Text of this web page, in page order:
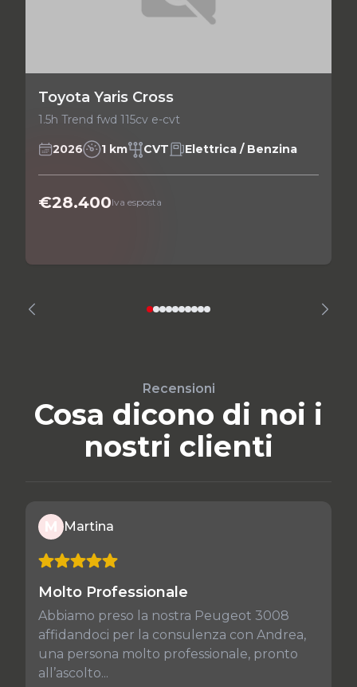
Toyota Yaris Cross
1.5h Trend fwd 115cv e-cvt
2026 1 km CVT Elettrica / Benzina
€28.400Iva esposta
Recensioni
Cosa dicono di noi i
nostri clienti
M Martina
Molto Professionale
Abbiamo preso la nostra Peugeot 3008
affidandoci per la consulenza con Andrea,
una persona molto professionale, pronto
all’ascolto...